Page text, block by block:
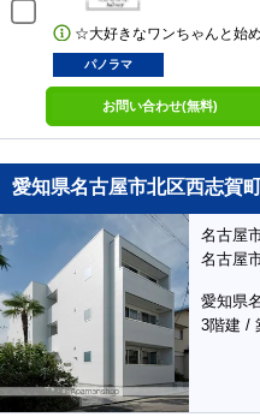
☆大好きなワンちゃんと始
パノラマ
お問い合わせ(無料)
愛知県名古屋市北区西志賀
名古屋
名古屋
愛知県
3階建 /